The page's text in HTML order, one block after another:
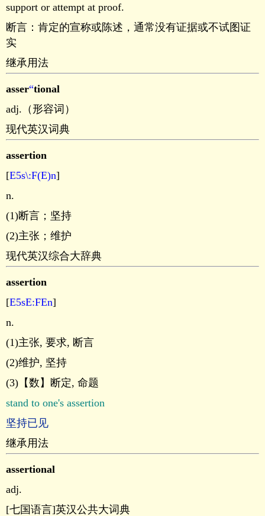
support or attempt at proof.
断言：肯定的宣称或陈述，通常没有证据或不试图证
实
继承用法
asser“tional
adj.（形容词）
现代英汉词典
assertion
[E5s\:F(E)n]
n.
(1)断言；坚持
(2)主张；维护
现代英汉综合大辞典
assertion
[E5sE:FEn]
n.
(1)主张, 要求, 断言
(2)维护, 坚持
(3)【数】断定, 命题
stand to one's assertion
坚持已见
继承用法
assertional
adj.
[七国语言]英汉公共大词典